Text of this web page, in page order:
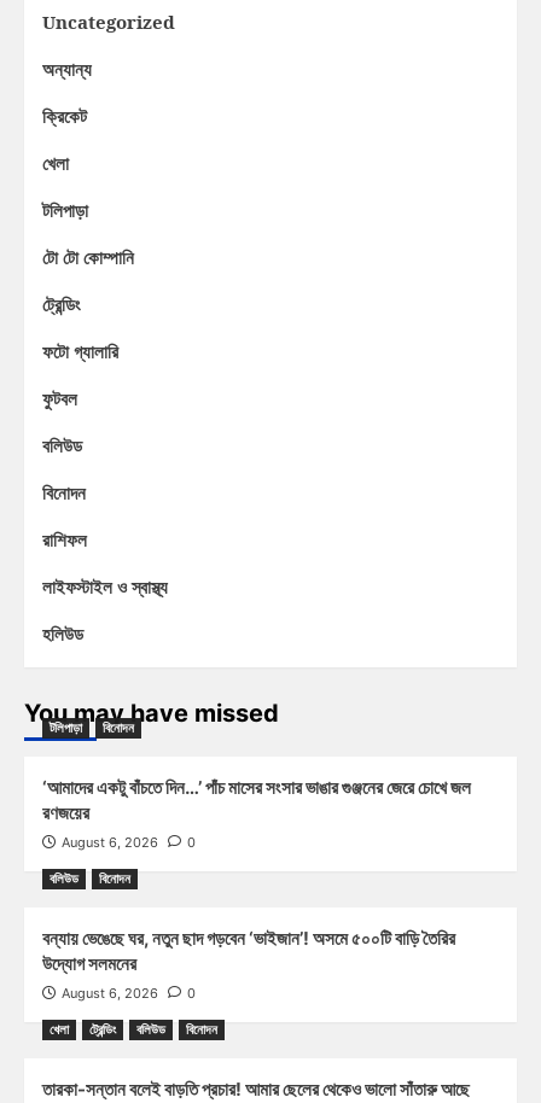
Uncategorized
অন্যান্য
ক্রিকেট
খেলা
টলিপাড়া
টো টো কোম্পানি
ট্রেন্ডিং
ফটো গ্যালারি
ফুটবল
বলিউড
বিনোদন
রাশিফল
লাইফস্টাইল ও স্বাস্থ্য
হলিউড
You may have missed
টলিপাড়া বিনোদন
‘আমাদের একটু বাঁচতে দিন…’ পাঁচ মাসের সংসার ভাঙার গুঞ্জনের জেরে চোখে জল
রণজয়ের
August 6, 2026 0
বলিউড বিনোদন
বন্যায় ভেঙেছে ঘর, নতুন ছাদ গড়বেন ‘ভাইজান’! অসমে ৫০০টি বাড়ি তৈরির
উদ্যোগ সলমনের
August 6, 2026 0
খেলা ট্রেন্ডিং বলিউড বিনোদন
তারকা-সন্তান বলেই বাড়তি প্রচার! আমার ছেলের থেকেও ভালো সাঁতারু আছে